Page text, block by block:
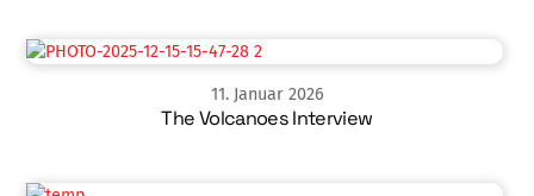
11. Januar 2026
The Volcanoes Interview